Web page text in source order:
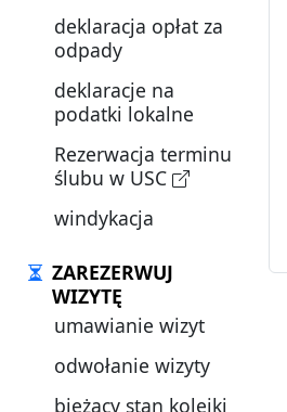
deklaracja opłat za
odpady
deklaracje na
podatki lokalne
Rezerwacja terminu
ślubu w USC
windykacja
ZAREZERWUJ
WIZYTĘ
umawianie wizyt
odwołanie wizyty
bieżący stan kolejki